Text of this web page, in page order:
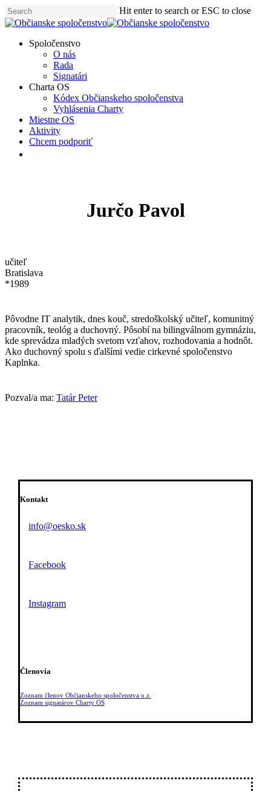
Skip
to
content
Hit enter to search or ESC to close
Close
Menu
Spoločenstvo
O nás
Rada
Signatári
Charta OS
Kódex Občianskeho spoločenstva
Vyhlásenia Charty
Miestne OS
Aktivity
Chcem podporiť
Jurčo Pavol
učiteľ
Bratislava
*1989
Pôvodne IT analytik, dnes kouč, stredoškolský učiteľ, komunitný
pracovník, teológ a duchovný. Pôsobí na bilingválnom gymnáziu,
kde sprevádza mladých svetom vzťahov, rozhodovania a hodnôt.
Ako duchovný spolu s ďalšími vedie cirkevné spoločenstvo
Kaplnka.
Pozval/a ma: Tatár Peter
Kontakt
info@oesko.sk
Facebook
Instagram
Členovia
Zoznam členov Občianskeho spoločenstva o.z.
Zoznam signatárov Charty OS